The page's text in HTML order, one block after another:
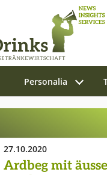
Personalia
27.10.2020
Ardbeg mit